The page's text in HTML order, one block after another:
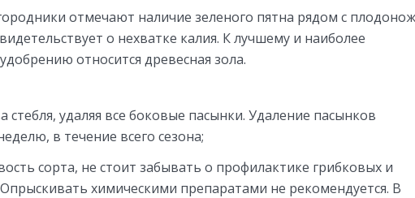
отмечают наличие зеленого пятна рядом с
о нехватке калия. К лучшему и наиболее
относится древесная зола.
удаляя все боковые пасынки. Удаление пасынков
в течение всего сезона;
сорта, не стоит забывать о профилактике грибковых и
химическими препаратами не рекомендуется. В